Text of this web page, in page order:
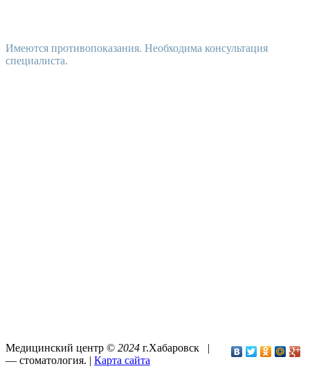
Имеются противопоказания. Необходима консультация
специалиста.
Медицинский центр © 2024 г.Хабаровск |
— стоматология. | Карта сайта